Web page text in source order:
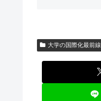
大学の国際化最前線